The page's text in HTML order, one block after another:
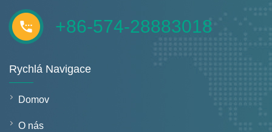
+86-574-28883018
Rychlá Navigace
Domov
O nás